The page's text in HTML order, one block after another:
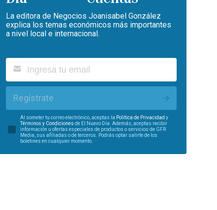
La editora de Negocios Joanisabel González
explica los temas económicos más importantes
a nivel local e internacional.
Regístrate
Al someter tu correo electrónico, aceptas la Política de Privacidad y
Términos y Condiciones de El Nuevo Día. Además, aceptas recibir
información u ofertas especiales de productos o servicios de GFR
Media, sus afiliadas o de terceros. Podrás optar salirte de los
boletines en cualquier momento.